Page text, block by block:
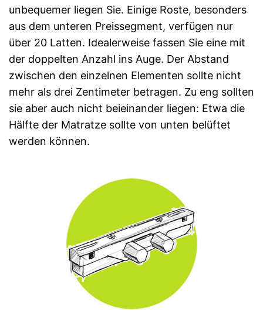
unbequemer liegen Sie. Einige Roste, besonders
aus dem unteren Preissegment, verfügen nur
über 20 Latten. Idealerweise fassen Sie eine mit
der doppelten Anzahl ins Auge. Der Abstand
zwischen den einzelnen Elementen sollte nicht
mehr als drei Zentimeter betragen. Zu eng sollten
sie aber auch nicht beieinander liegen: Etwa die
Hälfte der Matratze sollte von unten belüftet
werden können.